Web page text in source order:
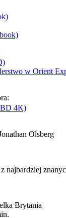
w Orient
4K)
Olsberg
najbardziej
Brytania